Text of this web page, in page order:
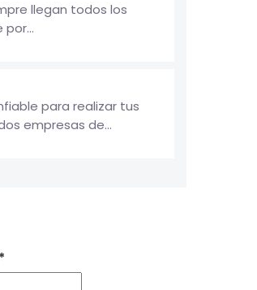
llegan todos los
para realizar tus
empresas de...